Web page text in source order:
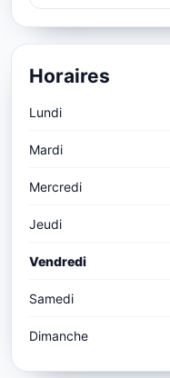
Horaires
Lundi
Mardi
Mercredi
Jeudi
Vendredi
Samedi
Dimanche